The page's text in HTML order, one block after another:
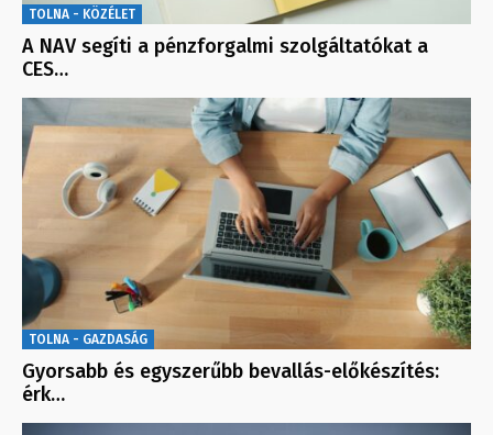
TOLNA - KÖZÉLET
A NAV segíti a pénzforgalmi szolgáltatókat a
CES…
TOLNA - GAZDASÁG
Gyorsabb és egyszerűbb bevallás-előkészítés:
érk…